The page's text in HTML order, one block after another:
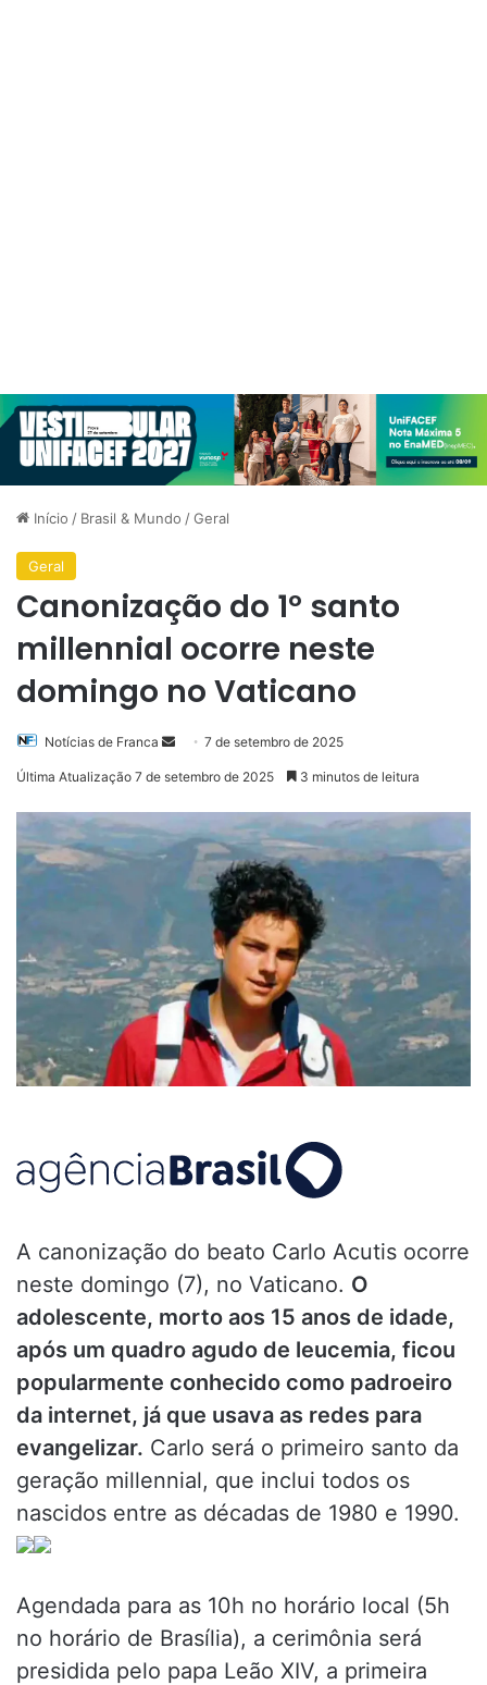
Início / Brasil & Mundo /Geral
Geral
Canonização do 1º santo
millennial ocorre neste
domingo no Vaticano
Notícias de Franca
Mande7 de setembro de 2025
Última Atualização 7 de setembro de 2025 3 minutos de leitura
A canonização do beato Carlo Acutis ocorre
neste domingo (7), no Vaticano. O
adolescente, morto aos 15 anos de idade,
após um quadro agudo de leucemia, ficou
popularmente conhecido como padroeiro
da internet, já que usava as redes para
evangelizar. Carlo será o primeiro santo da
geração millennial, que inclui todos os
nascidos entre as décadas de 1980 e 1990.
Agendada para as 10h no horário local (5h
no horário de Brasília), a cerimônia será
presidida pelo papa Leão XIV, a primeira